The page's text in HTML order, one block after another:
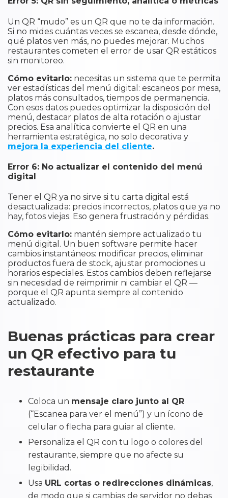
Un QR “mudo” es un QR que no te da información.
Si no mides cuántas veces se escanea, desde dónde,
qué platos ven más, no puedes mejorar. Muchos
restaurantes cometen el error de usar QR estáticos
sin monitoreo.
Cómo evitarlo: necesitas un sistema que te permita
ver estadísticas del menú digital: escaneos por mesa,
platos más consultados, tiempos de permanencia.
Con esos datos puedes optimizar la disposición del
menú, destacar platos de alta rotación o ajustar
precios. Esa analítica convierte el QR en una
herramienta estratégica, no solo decorativa y
mejora la experiencia del cliente.
Error 6: No actualizar el contenido del menú
digital
Tener el QR ya no sirve si tu carta digital está
desactualizada: precios incorrectos, platos que ya no
hay, fotos viejas. Eso genera frustración y pérdidas.
Cómo evitarlo: mantén siempre actualizado tu
menú digital. Un buen software permite hacer
cambios instantáneos: modificar precios, eliminar
productos fuera de stock, ajustar promociones u
horarios especiales. Estos cambios deben reflejarse
sin necesidad de reimprimir ni cambiar el QR —
porque el QR apunta siempre al contenido
actualizado.
Buenas prácticas para crear
un QR efectivo para tu
restaurante
Coloca un mensaje claro junto al QR
(“Escanea para ver el menú”) y un ícono de
celular o flecha para guiar al cliente.
Personaliza el QR con tu logo o colores del
restaurante, siempre que no afecte su
legibilidad.
Usa URL cortas o redirecciones dinámicas,
de modo que si cambias de servidor no debas